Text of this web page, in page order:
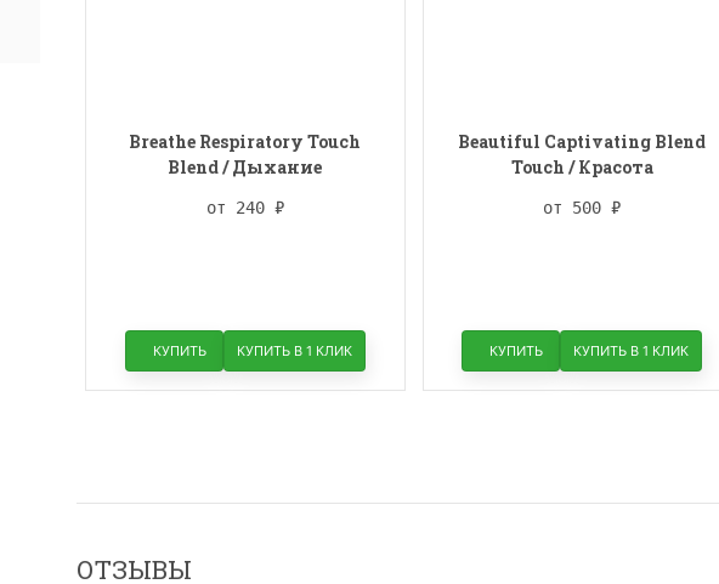
Breathe Respiratory Touch
Blend / Дыхание
от 240 ₽
КУПИТЬ КУПИТЬ В 1 КЛИК
Beautiful Captivating Blend
Touch / Красота
от 500₽
КУПИТЬ КУПИТЬ В 1 КЛИК
ОТЗЫВЫ